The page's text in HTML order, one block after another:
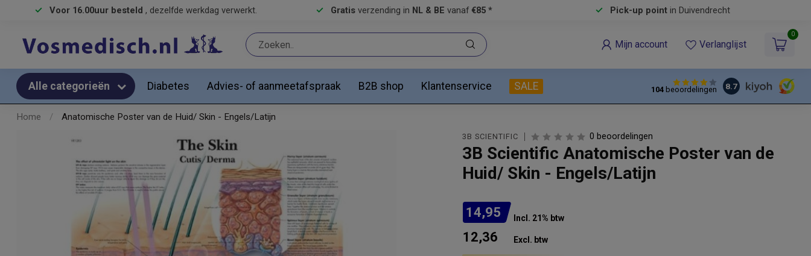
Voor 16.00uur besteld , dezelfde werkdag verwerkt. Gratis verzending in NL & BE vanaf €85 * Pick-up pointin Duivendrecht
Mijn account Verlanglijst
0
Alle categorieën Diabetes Advies- of aanmeetafspraak B2B shop Klantenservice SALE 104beoordelingen 8.7
Home / Anatomische Poster van de Huid/ Skin - Engels/Latijn
3B SCIENTIFIC 0 beoordelingen
3B Scientific Anatomische Poster van de
Huid/ Skin - Engels/Latijn
14,95 Incl. 21% btw
12,36 Excl. btw